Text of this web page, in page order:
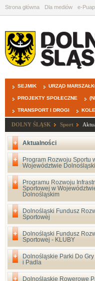
Strona główna Dla mediów e-Puap
SEJMIK URZĄD
PROJEKTY SPOŁECZNE
TRANSPORT I DROGI
DOLNY ŚLĄSK Sport
Aktualności
Program Rozwoju Sportu
Województwie
Programu Rozwoju
Sportowej w
Dolnośląskim
Dolnośląski Fundusz
Sportowej
Dolnośląski Fundusz
Sportowej - KLUBY
Dolnośląskie Parki Do
i Padla
Dolnośląskie Rowerowe